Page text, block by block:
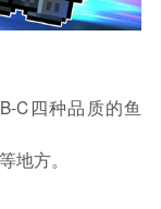
C四种品质的鱼
地方。